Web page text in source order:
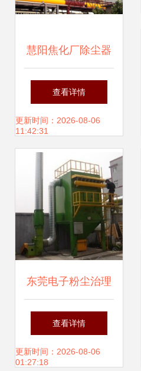
慧阳焦化厂除尘器
设计的先进之处 打
造粉尘治理新标杆
查看详情
更新时间：2026-08-06
11:42:31
东莞电子粉尘治理
利器 布袋除尘器在
安全防护中的应用
查看详情
更新时间：2026-08-06
01:27:18